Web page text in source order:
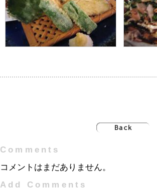
Comments
コメントはまだありません。
Add Comments